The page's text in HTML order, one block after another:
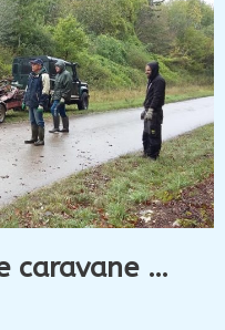
caravane …